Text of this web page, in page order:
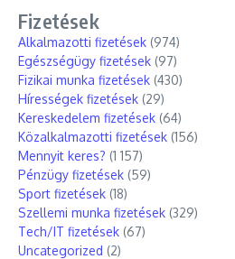
Fizetések
Alkalmazotti fizetések (974)
Egészségügy fizetések (97)
Fizikai munka fizetések (430)
Hírességek fizetések (29)
Kereskedelem fizetések (64)
Közalkalmazotti fizetések (156)
Mennyit keres? (1 157)
Pénzügy fizetések (59)
Sport fizetések (18)
Szellemi munka fizetések (329)
Tech/IT fizetések (67)
Uncategorized (2)